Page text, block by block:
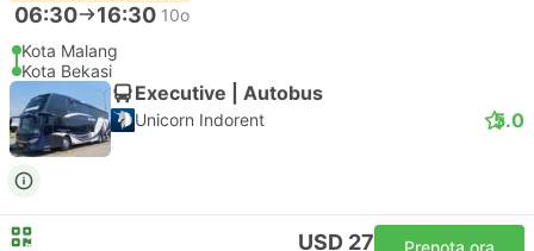
06:30 16:30 10o
Kota Malang
Kota Bekasi
Executive | Autobus
Unicorn Indorent 5.0
USD 27 Prenota ora